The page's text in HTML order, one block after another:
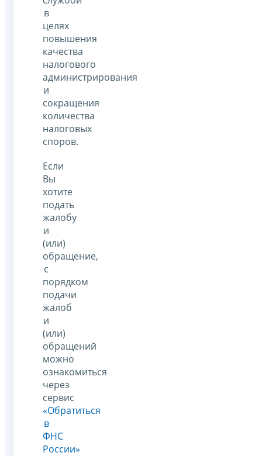
в
целях
повышения
качества
налогового
администрирования
и
сокращения
количества
налоговых
споров.
Если
Вы
хотите
подать
жалобу
и
(или)
обращение,
с
порядком
подачи
жалоб
и
(или)
обращений
можно
ознакомиться
через
сервис
«Обратиться
в
ФНС
России»